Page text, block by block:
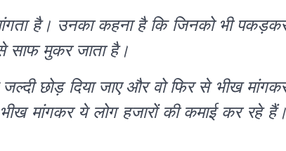
है। उनका कहना है कि जिनको भी
से साफ मुकर जाता है।
छोड़ दिया जाए और वो फिर से भीख
मांगकर ये लोग हजारों की कमाई कर रहे